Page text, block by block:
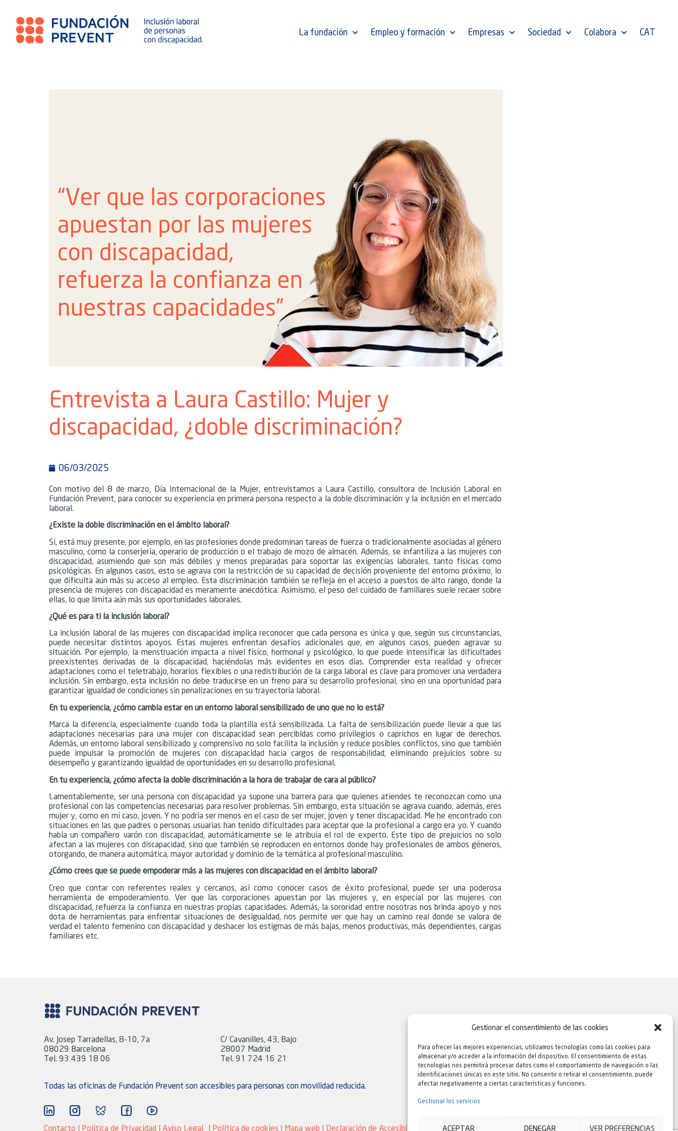
Gestionar el consentimiento de las cookies
Para ofrecer las mejores experiencias, utilizamos tecnologías como las cookies para
almacenar y/o acceder a la información del dispositivo. El consentimiento de estas
tecnologías nos permitirá procesar datos como el comportamiento de navegación o las
identificaciones únicas en este sitio. No consentir o retirar el consentimiento, puede
afectar negativamente a ciertas características y funciones.
Gestionar los servicios
ACEPTAR DENEGAR VER PREFERENCIAS
La fundación Empleo y formación Empresas Sociedad Colabora CAT
Entrevista a Laura Castillo: Mujer y
discapacidad, ¿doble discriminación?
06/03/2025
Con motivo del 8 de marzo, Día Internacional de la Mujer, entrevistamos a Laura Castillo, consultora de Inclusión Laboral en
Fundación Prevent, para conocer su experiencia en primera persona respecto a la doble discriminación y la inclusión en el mercado
laboral.
¿Existe la doble discriminación en el ámbito laboral?
Sí, está muy presente, por ejemplo, en las profesiones donde predominan tareas de fuerza o tradicionalmente asociadas al género
masculino, como la conserjería, operario de producción o el trabajo de mozo de almacén. Además, se infantiliza a las mujeres con
discapacidad, asumiendo que son más débiles y menos preparadas para soportar las exigencias laborales, tanto físicas como
psicológicas. En algunos casos, esto se agrava con la restricción de su capacidad de decisión proveniente del entorno próximo, lo
que dificulta aún más su acceso al empleo. Esta discriminación también se refleja en el acceso a puestos de alto rango, donde la
presencia de mujeres con discapacidad es meramente anecdótica. Asimismo, el peso del cuidado de familiares suele recaer sobre
ellas, lo que limita aún más sus oportunidades laborales.
¿Qué es para ti la inclusión laboral?
La inclusión laboral de las mujeres con discapacidad implica reconocer que cada persona es única y que, según sus circunstancias,
puede necesitar distintos apoyos. Estas mujeres enfrentan desafíos adicionales que, en algunos casos, pueden agravar su
situación. Por ejemplo, la menstruación impacta a nivel físico, hormonal y psicológico, lo que puede intensificar las dificultades
preexistentes derivadas de la discapacidad, haciéndolas más evidentes en esos días. Comprender esta realidad y ofrecer
adaptaciones como el teletrabajo, horarios flexibles o una redistribución de la carga laboral es clave para promover una verdadera
inclusión. Sin embargo, esta inclusión no debe traducirse en un freno para su desarrollo profesional, sino en una oportunidad para
garantizar igualdad de condiciones sin penalizaciones en su trayectoria laboral.
En tu experiencia, ¿cómo cambia estar en un entorno laboral sensibilizado de uno que no lo está?
Marca la diferencia, especialmente cuando toda la plantilla está sensibilizada. La falta de sensibilización puede llevar a que las
adaptaciones necesarias para una mujer con discapacidad sean percibidas como privilegios o caprichos en lugar de derechos.
Además, un entorno laboral sensibilizado y comprensivo no solo facilita la inclusión y reduce posibles conflictos, sino que también
puede impulsar la promoción de mujeres con discapacidad hacia cargos de responsabilidad, eliminando prejuicios sobre su
desempeño y garantizando igualdad de oportunidades en su desarrollo profesional.
En tu experiencia, ¿cómo afecta la doble discriminación a la hora de trabajar de cara al público?
Lamentablemente, ser una persona con discapacidad ya supone una barrera para que quienes atiendes te reconozcan como una
profesional con las competencias necesarias para resolver problemas. Sin embargo, esta situación se agrava cuando, además, eres
mujer y, como en mi caso, joven. Y no podría ser menos en el caso de ser mujer, joven y tener discapacidad. Me he encontrado con
situaciones en las que padres o personas usuarias han tenido dificultades para aceptar que la profesional a cargo era yo. Y cuando
había un compañero varón con discapacidad, automáticamente se le atribuía el rol de experto. Este tipo de prejuicios no solo
afectan a las mujeres con discapacidad, sino que también se reproducen en entornos donde hay profesionales de ambos géneros,
otorgando, de manera automática, mayor autoridad y dominio de la temática al profesional masculino.
¿Cómo crees que se puede empoderar más a las mujeres con discapacidad en el ámbito laboral?
Creo que contar con referentes reales y cercanos, así como conocer casos de éxito profesional, puede ser una poderosa
herramienta de empoderamiento. Ver que las corporaciones apuestan por las mujeres y, en especial por las mujeres con
discapacidad, refuerza la confianza en nuestras propias capacidades. Además, la sororidad entre nosotras nos brinda apoyo y nos
dota de herramientas para enfrentar situaciones de desigualdad, nos permite ver que hay un camino real donde se valora de
verdad el talento femenino con discapacidad y deshacer los estigmas de más bajas, menos productivas, más dependientes, cargas
familiares etc.
Av. Josep Tarradellas, 8-10, 7a
08029 Barcelona
Tel. 93 439 18 06
C/ Cavanilles, 43, Bajo
28007 Madrid
Tel. 91 724 16 21
Todas las oficinas de Fundación Prevent son accesibles para personas con movilidad reducida.
Contacto | Política de Privacidad | Aviso Legal | Política de cookies | Mapa web | Declaración de Accesibilidad | Quejas y sugerencias Canal de denuncias Agencia